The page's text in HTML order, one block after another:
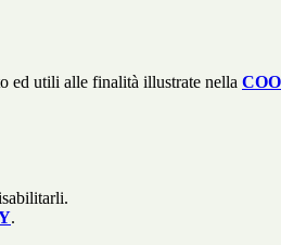
ed utili alle finalità illustrate nella
.